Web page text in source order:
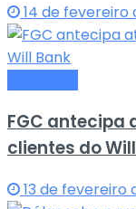
14 de fevereiro
FGC antecipa
clientes do
13 de fevereiro